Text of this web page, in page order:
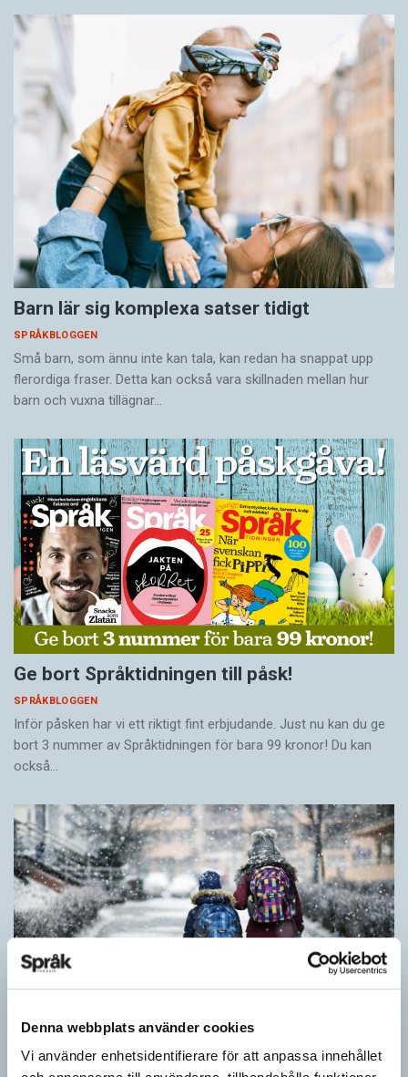
Denna webbplats använder cookies
Vi använder enhetsidentifierare för att anpassa innehållet
Barn lär sig komplexa satser tidigt
SPRÅKBLOGGEN
Små barn, som ännu inte kan tala, kan redan ha snappat upp
flerordiga fraser. Detta kan också vara skillnaden mellan hur
barn och vuxna tillägnar…
Ge bort Språktidningen till påsk!
SPRÅKBLOGGEN
Inför påsken har vi ett riktigt fint erbjudande. Just nu kan du ge
bort 3 nummer av Språktidningen för bara 99 kronor! Du kan
också…